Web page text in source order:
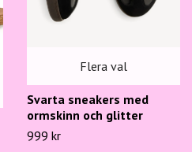
Flera val
Svarta sneakers med
ormskinn och glitter
999 kr